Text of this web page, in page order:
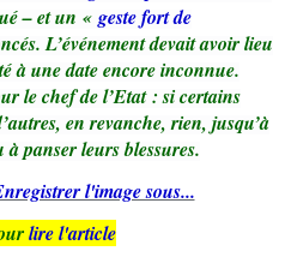
– et un « geste fort de
L’événement devait avoir lieu
à une date encore inconnue.
le chef de l’Etat : si certains
en revanche, rien, jusqu’à
à panser leurs blessures.
l'image sous...
lire l'article